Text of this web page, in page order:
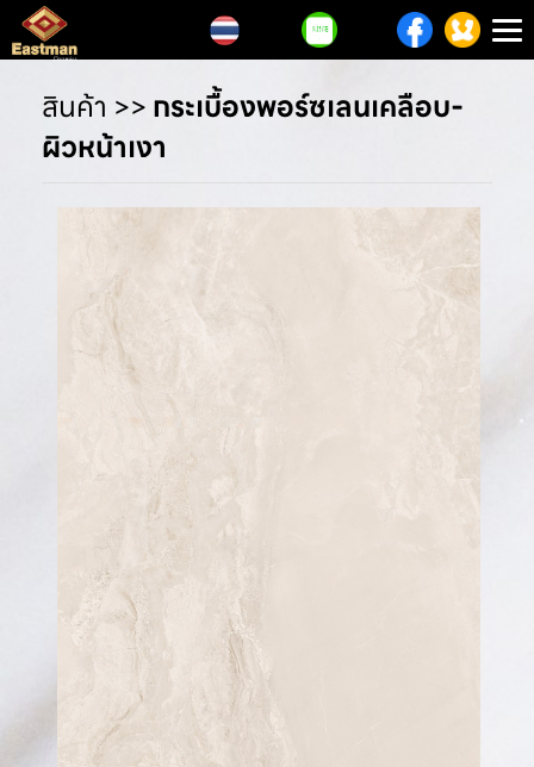
สินค้า >>กระเบื้องพอร์ซเลนเคลือบ-
ผิวหน้าเงา